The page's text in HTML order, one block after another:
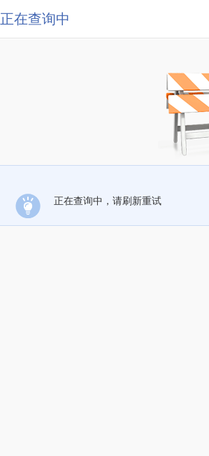
正在查询中
正在查询中，请刷新重试